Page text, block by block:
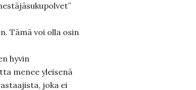
Tämä voi olla osin
hyvin
menee yleisenä
joka ei